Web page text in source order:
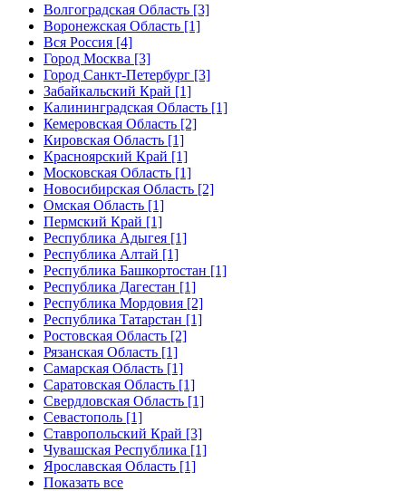
Волгоградская Область [3]
Воронежская Область [1]
Вся Россия [4]
Город Москва [3]
Город Санкт-Петербург [3]
Забайкальский Край [1]
Калининградская Область [1]
Кемеровская Область [2]
Кировская Область [1]
Красноярский Край [1]
Московская Область [1]
Новосибирская Область [2]
Омская Область [1]
Пермский Край [1]
Республика Адыгея [1]
Республика Алтай [1]
Республика Башкортостан [1]
Республика Дагестан [1]
Республика Мордовия [2]
Республика Татарстан [1]
Ростовская Область [2]
Рязанская Область [1]
Самарская Область [1]
Саратовская Область [1]
Свердловская Область [1]
Севастополь [1]
Ставропольский Край [3]
Чувашская Республика [1]
Ярославская Область [1]
Показать все